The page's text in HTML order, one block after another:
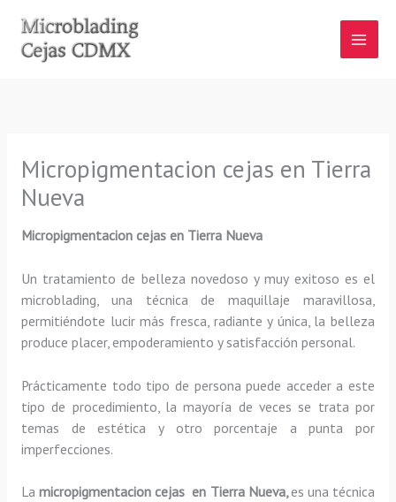
contenido
Micropigmentacion cejas en Tierra
Nueva
Micropigmentacion cejas en Tierra Nueva
Un tratamiento de belleza novedoso y muy exitoso es el
microblading, una técnica de maquillaje maravillosa,
permitiéndote lucir más fresca, radiante y única, la belleza
produce placer, empoderamiento y satisfacción personal.
Prácticamente todo tipo de persona puede acceder a este
tipo de procedimiento, la mayoría de veces se trata por
temas de estética y otro porcentaje a punta por
imperfecciones.
Lamicropigmentacion cejas en Tierra Nueva,es una técnica